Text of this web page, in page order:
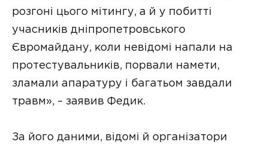
розгоні цього мітингу, а й у побитті
учасників дніпропетровського
Євромайдану, коли невідомі напали на
протестувальників, порвали намети,
зламали апаратуру і багатьом завдали
травм», – заявив Федик.
За його даними, відомі й організатори